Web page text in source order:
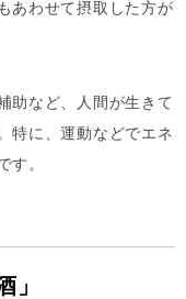
あわせて摂取した方が
助など、人間が生きて
特に、運動などでエネ
す。
」